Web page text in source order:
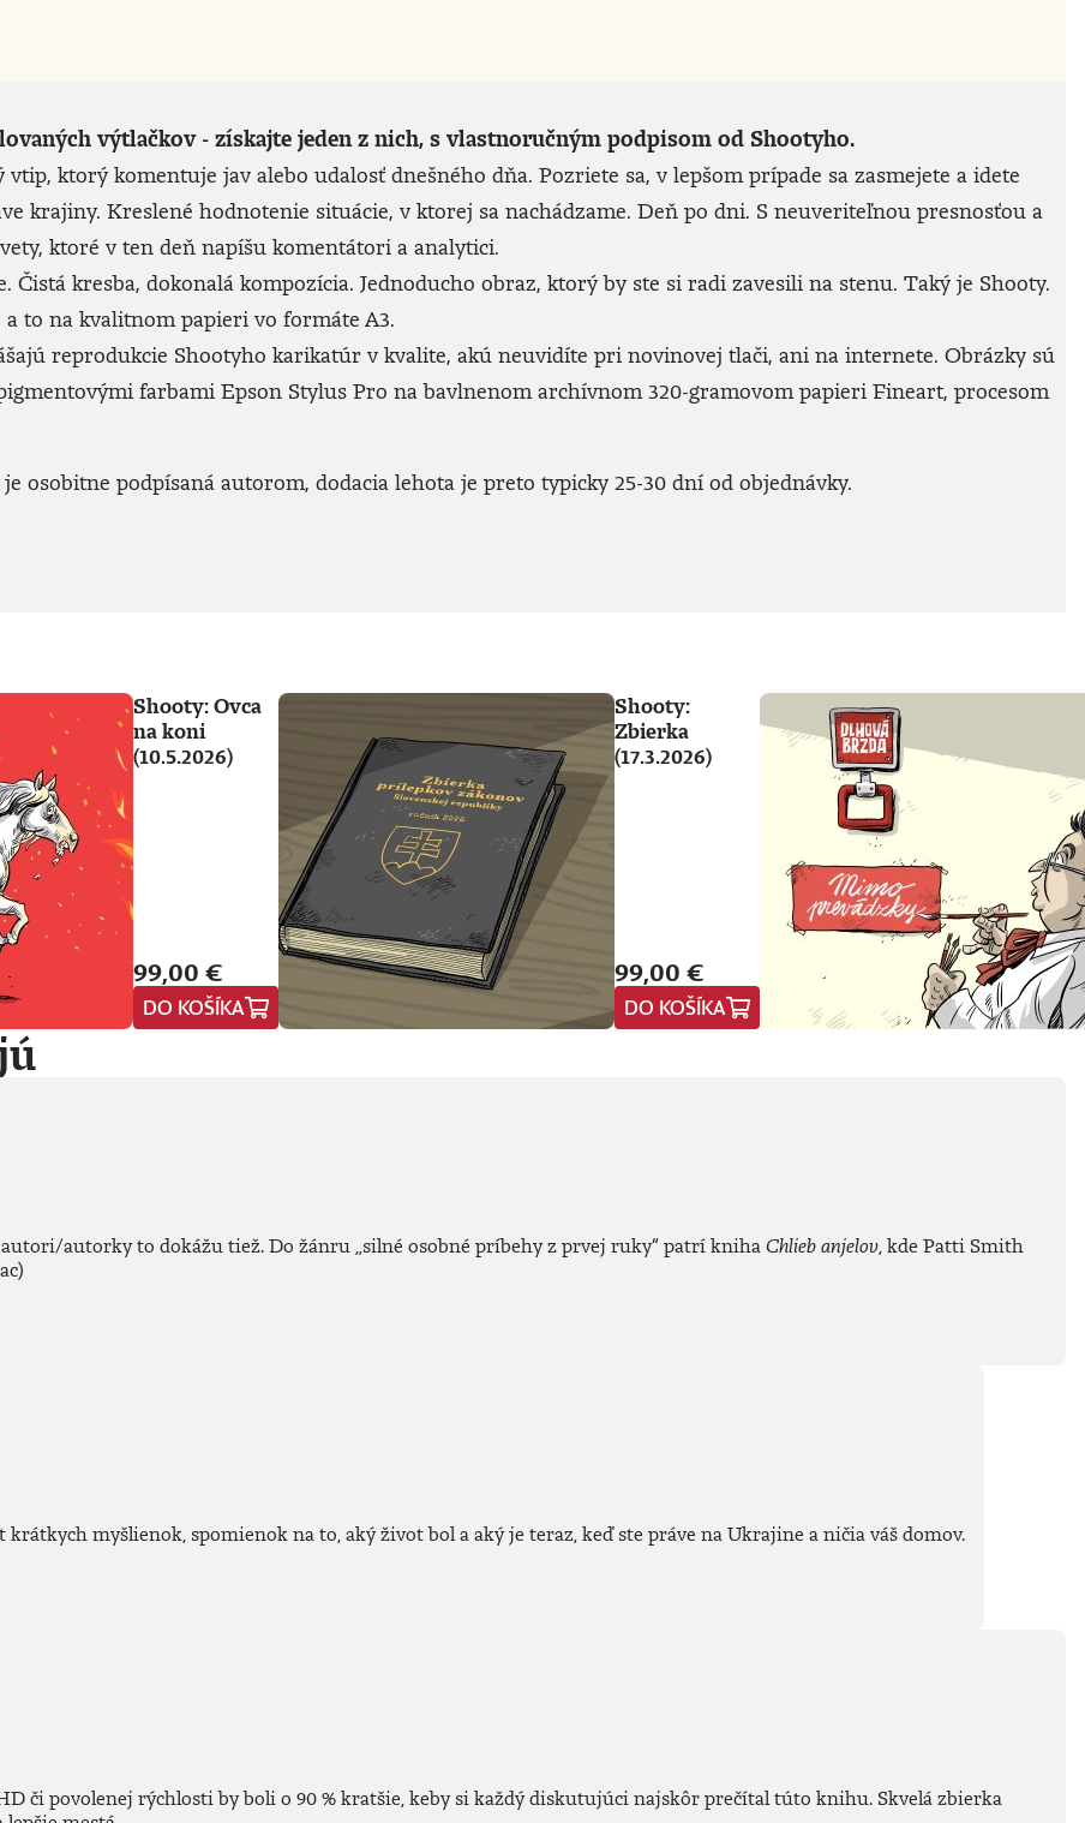
výtlačkov - získajte jeden z nich, s vlastnoručným podpisom od Shootyho.
ktorý komentuje jav alebo udalosť dnešného dňa. Pozriete sa, v lepšom prípade sa zasmejete a idete
krajiny. Kreslené hodnotenie situácie, v ktorej sa nachádzame. Deň po dni. S neuveriteľnou presnosťou a
ktoré v ten deň napíšu komentátori a analytici.
kresba, dokonalá kompozícia. Jednoducho obraz, ktorý by ste si radi zavesili na stenu. Taký je Shooty.
to na kvalitnom papieri vo formáte A3.
reprodukcie Shootyho karikatúr v kvalite, akú neuvidíte pri novinovej tlači, ani na internete. Obrázky sú
farbami Epson Stylus Pro na bavlnenom archívnom 320-gramovom papieri Fineart, procesom
osobitne podpísaná autorom, dodacia lehota je preto typicky 25-30 dní od objednávky.
Shooty: Ovca
na koni
(10.5.2026)
99,00 €
DO KOŠÍKA
Shooty:
Zbierka
(17.3.2026)
99,00 €
DO KOŠÍKA
autori/autorky to dokážu tiež. Do žánru „silné osobné príbehy z prvej ruky“patrí knihaChlieb anjelov, kde Patti Smith
myšlienok, spomienok na to, aký život bol a aký je teraz, keď ste práve na Ukrajine a ničia váš domov.
či povolenej rýchlosti by boli o 90 % kratšie, keby si každý diskutujúci najskôr prečítal túto knihu. Skvelá zbierka